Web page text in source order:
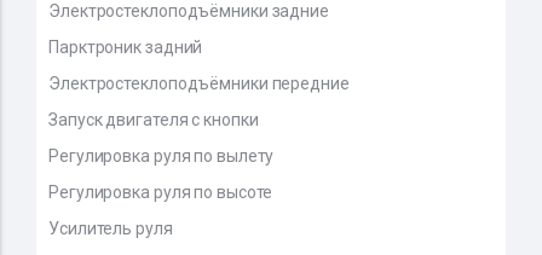
Электростеклоподъёмники задние
Парктроник задний
Электростеклоподъёмники передние
Запуск двигателя с кнопки
Регулировка руля по вылету
Регулировка руля по высоте
Усилитель руля